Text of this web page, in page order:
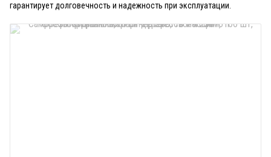
гарантирует долговечность и надежность при эксплуатации.